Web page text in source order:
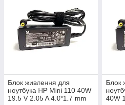
Блок живлення для
ноутбука HP Mini 110 40W
19.5 V 2.05 A 4.0*1.7 mm
Блок
40W